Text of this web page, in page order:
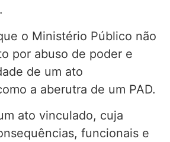
o Ministério Público não
por abuso de poder e
de um ato
a aberutra de um PAD.
ato vinculado, cuja
funcionais e